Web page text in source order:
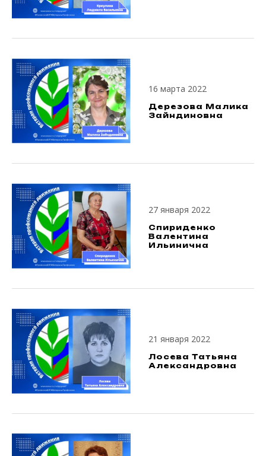
16 марта 2022
Дерезова Малика
Зайндиновна
27 января 2022
Спириденко
Валентина
Ильинична
21 января 2022
Лосева Татьяна
Александровна